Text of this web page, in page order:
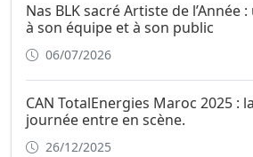
Nas BLK sacré Artiste de l’Année
à son équipe et à son public
06/07/2026
CAN TotalEnergies Maroc 2025 :
journée entre en scène.
26/12/2025